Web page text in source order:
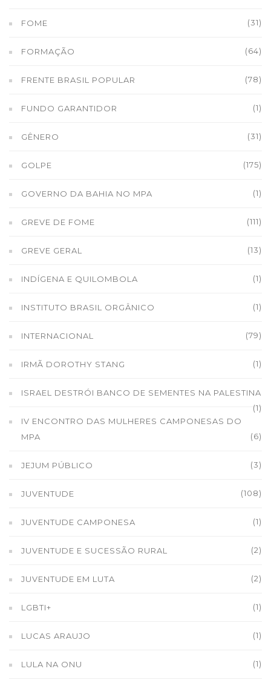
FOME (31)
FORMAÇÃO (64)
FRENTE BRASIL POPULAR (78)
FUNDO GARANTIDOR (1)
GÊNERO (31)
GOLPE (175)
GOVERNO DA BAHIA NO MPA (1)
GREVE DE FOME (111)
GREVE GERAL (13)
INDÍGENA E QUILOMBOLA (1)
INSTITUTO BRASIL ORGÂNICO (1)
INTERNACIONAL (79)
IRMÃ DOROTHY STANG (1)
ISRAEL DESTRÓI BANCO DE SEMENTES NA PALESTINA
(1)
IV ENCONTRO DAS MULHERES CAMPONESAS DO
MPA
(6)
JEJUM PÚBLICO (3)
JUVENTUDE (108)
JUVENTUDE CAMPONESA (1)
JUVENTUDE E SUCESSÃO RURAL (2)
JUVENTUDE EM LUTA (2)
LGBTI+ (1)
LUCAS ARAUJO (1)
LULA NA ONU (1)